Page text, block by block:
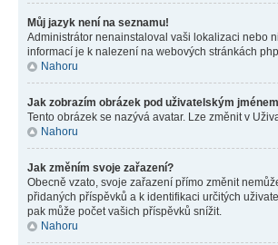
Můj jazyk není na seznamu!
Administrátor nenainstaloval vaši lokalizaci nebo
informací je k nalezení na webových stránkách
Nahoru
Jak zobrazím obrázek pod uživatelským
Tento obrázek se nazývá avatar. Lze změnit v
Nahoru
Jak změním svoje zařazení?
Obecně vzato, svoje zařazení přímo změnit
přidaných příspěvků a k identifikaci určitých
pak může počet vašich příspěvků snížit.
Nahoru